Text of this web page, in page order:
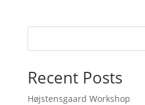
Recent Posts
Højstensgaard Workshop